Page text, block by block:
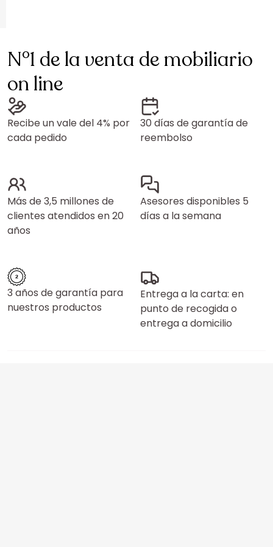
N°1 de la venta de mobiliario
on line
Recibe un vale del 4% por
cada pedido
30 días de garantía de
reembolso
Más de 3,5 millones de
clientes atendidos en 20
años
Asesores disponibles 5
días a la semana
3 años de garantía para
nuestros productos
Entrega a la carta: en
punto de recogida o
entrega a domicilio